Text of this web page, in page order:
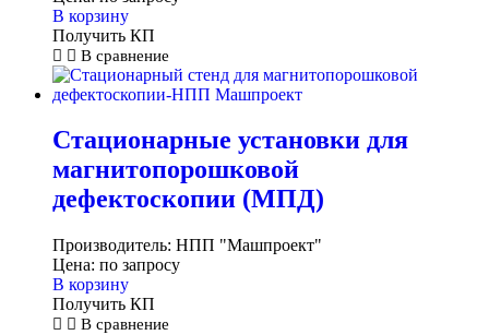
В корзину
Получить КП
В сравнение
Стационарные установки для
магнитопорошковой
дефектоскопии (МПД)
Производитель: НПП "Машпроект"
Цена: по запросу
В корзину
Получить КП
В сравнение